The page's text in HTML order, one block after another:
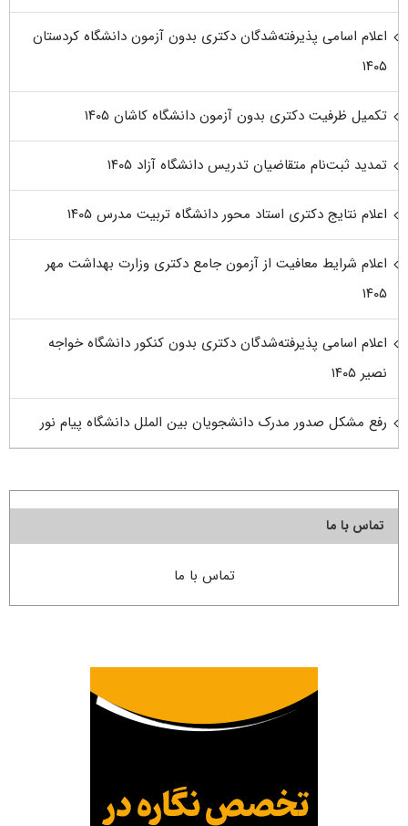
اعلام اسامی پذیرفته‌شدگان دکتری بدون آزمون دانشگاه کردستان
۱۴۰۵
تکمیل ظرفیت دکتری بدون آزمون دانشگاه کاشان ۱۴۰۵
تمدید ثبت‌نام متقاضیان تدریس دانشگاه آزاد ۱۴۰۵
اعلام نتایج دکتری استاد محور دانشگاه تربیت مدرس ۱۴۰۵
اعلام شرایط معافیت از آزمون جامع دکتری وزارت بهداشت مهر
۱۴۰۵
اعلام اسامی پذیرفته‌شدگان دکتری بدون کنکور دانشگاه خواجه
نصیر ۱۴۰۵
رفع مشکل صدور مدرک دانشجویان بین الملل دانشگاه پیام نور
تماس با ما
تماس با ما